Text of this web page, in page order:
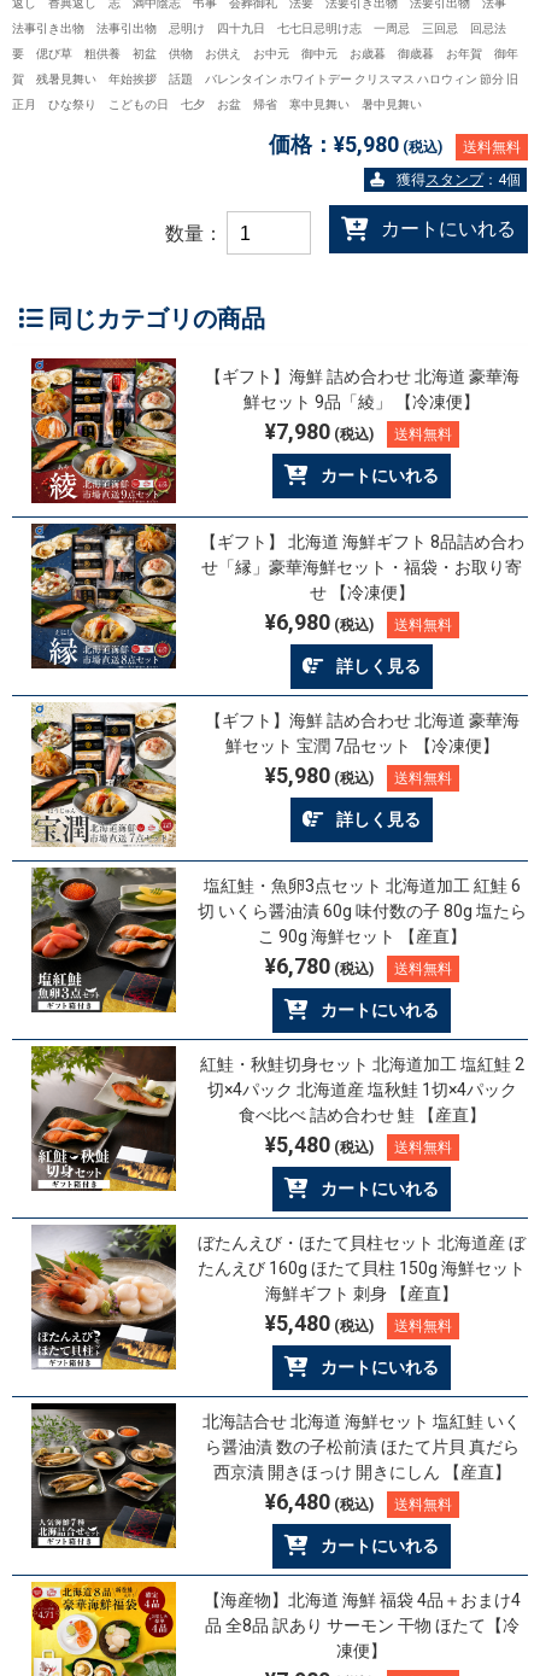
返し 香典返し 志 満中陰志 弔事 会葬御礼 法要 法要引き出物 法要引出物 法事
法事引き出物 法事引出物 忌明け 四十九日 七七日忌明け志 一周忌 三回忌 回忌法
要 偲び草 粗供養 初盆 供物 お供え お中元 御中元 お歳暮 御歳暮 お年賀 御年
賀 残暑見舞い 年始挨拶 話題 バレンタイン ホワイトデー クリスマス ハロウィン 節分 旧
正月 ひな祭り こどもの日 七夕 お盆 帰省 寒中見舞い 暑中見舞い
価格： ¥5,980 (税込)
送料無料
獲得スタンプ：4個
数量： カートにいれる
同じカテゴリの商品
【ギフト】海鮮 詰め合わせ 北海道 豪華海
鮮セット 9品「綾」 【冷凍便】
¥7,980(税込) 送料無料
カートにいれる
【ギフト】 北海道 海鮮ギフト 8品詰め合わ
せ「縁」豪華海鮮セット・福袋・お取り寄
せ 【冷凍便】
¥6,980(税込) 送料無料
詳しく見る
【ギフト】海鮮 詰め合わせ 北海道 豪華海
鮮セット 宝潤 7品セット 【冷凍便】
¥5,980(税込) 送料無料
詳しく見る
塩紅鮭・魚卵3点セット 北海道加工 紅鮭 6
切 いくら醤油漬 60g 味付数の子 80g 塩たら
こ 90g 海鮮セット 【産直】
¥6,780(税込) 送料無料
カートにいれる
紅鮭・秋鮭切身セット 北海道加工 塩紅鮭 2
切×4パック 北海道産 塩秋鮭 1切×4パック
食べ比べ 詰め合わせ 鮭 【産直】
¥5,480(税込) 送料無料
カートにいれる
ぼたんえび・ほたて貝柱セット 北海道産 ぼ
たんえび 160g ほたて貝柱 150g 海鮮セット
海鮮ギフト 刺身 【産直】
¥5,480(税込) 送料無料
カートにいれる
北海詰合せ 北海道 海鮮セット 塩紅鮭 いく
ら醤油漬 数の子松前漬 ほたて片貝 真だら
西京漬 開きほっけ 開きにしん 【産直】
¥6,480(税込) 送料無料
カートにいれる
【海産物】北海道 海鮮 福袋 4品＋おまけ4
品 全8品 訳あり サーモン 干物 ほたて【冷
凍便】